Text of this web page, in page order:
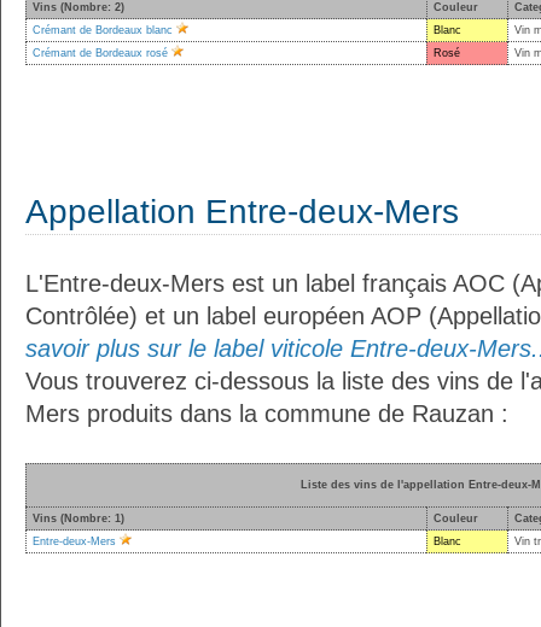
Vins (Nombre: 2) Couleur
Crémant de Bordeaux blanc
Blanc
Vin
Crémant de Bordeaux rosé
Rosé Vin
Appellation Entre-deux-Mers
L'Entre-deux-Mers est un label français AOC
Contrôlée) et un label européen AOP
savoir plus sur le label viticole Entre-deux-
Vous trouverez ci-dessous la liste des vins de
Mers produits dans la commune de Rauzan :
Liste des vins de l'appellation Entre-deux-
Vins (Nombre: 1) Couleur
Entre-deux-Mers
Blanc Vin